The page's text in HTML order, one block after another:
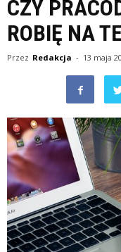
CZY
ROBIĘ NA
Przez Redakcja - 13 maja